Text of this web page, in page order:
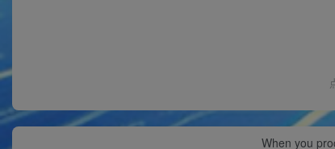
When you